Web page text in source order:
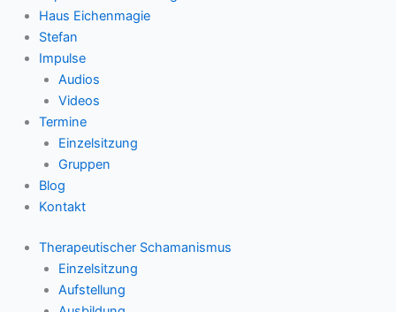
Haus Eichenmagie
Stefan
Impulse
Audios
Videos
Termine
Einzelsitzung
Gruppen
Blog
Kontakt
Therapeutischer Schamanismus
Einzelsitzung
Aufstellung